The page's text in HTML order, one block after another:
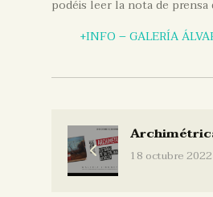
podéis leer la nota de prensa
+INFO – GALERÍA
18 octubre 2022